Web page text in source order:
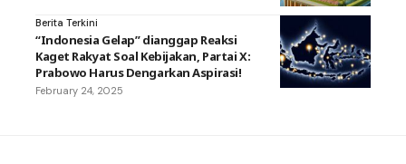
Berita Terkini
“Indonesia Gelap” dianggap Reaksi
Kaget Rakyat Soal Kebijakan, Partai X:
Prabowo Harus Dengarkan Aspirasi!
February 24, 2025